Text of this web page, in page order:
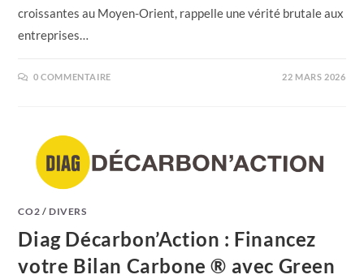
croissantes au Moyen-Orient, rappelle une vérité brutale aux
entreprises…
0 COMMENTAIRE 22 MARS 2026
CO2 / DIVERS
Diag Décarbon’Action : Financez
votre Bilan Carbone ® avec Green